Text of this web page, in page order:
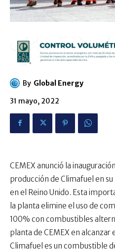
By Global Energy
31 mayo, 2022
CEMEX anunció la
producción de Climafuel en
en el Reino Unido. Esta
la planta elimine el uso de
100% con combustibles
planta de CEMEX en
Climafuel es un combustible